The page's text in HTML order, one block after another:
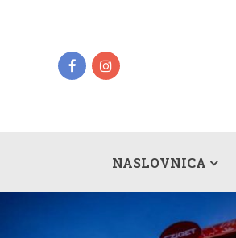
NASLOVNICA